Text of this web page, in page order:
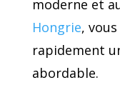
moderne et
Hongrie,
rapidement
abordable.